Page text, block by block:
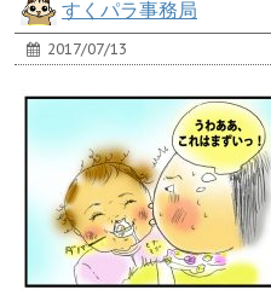
すくパラ事務局
2017/07/13